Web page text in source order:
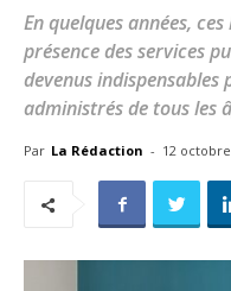
En quelques années,
présence des services
devenus
administrés de tous les
Par La Rédaction - 12 octobre